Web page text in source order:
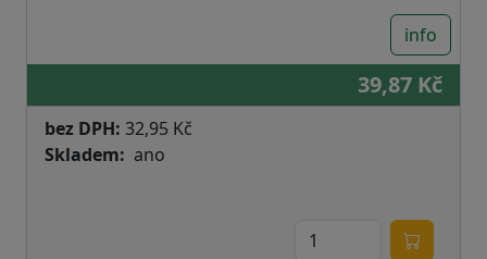
info
39,87 Kč
bez DPH: 32,95 Kč
Skladem
ano